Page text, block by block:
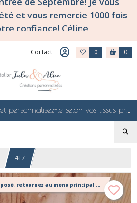
et vous remercie 1000 fois
confiance! Céline
Contact 0 0
Choisissez un modèle et personnalisez-le selon vos tissus préférés de mes collections en ligne, je le confectionnerai selon vos souhaits
417
Cet article n'est plus proposé, retournez au menu principal ou contactez moi!